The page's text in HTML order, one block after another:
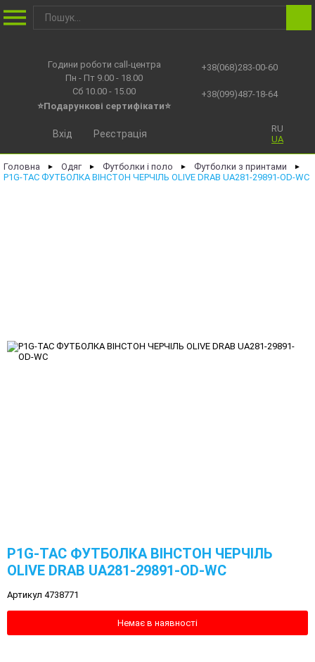
Години роботи call-центра
Пн - Пт 9.00 - 18.00
Сб 10.00 - 15.00
⭐Подарункові сертифікати⭐
+38(068)283-00-60
+38(099)487-18-64
RU
UA
Вхід Реєстрація
Головна ► Одяг ► Футболки і поло ► Футболки з принтами ►
P1G-TAC ФУТБОЛКА ВIНСТОН ЧЕРЧIЛЬ OLIVE DRAB UA281-29891-OD-WC
P1G-TAC ФУТБОЛКА ВIНСТОН ЧЕРЧIЛЬ
OLIVE DRAB UA281-29891-OD-WC
Артикул 4738771
Немає в наявності